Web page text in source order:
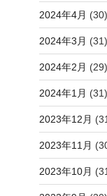
2024年4月 (30)
2024年3月 (31)
2024年2月 (29)
2024年1月 (31)
2023年12月
2023年11月
2023年10月